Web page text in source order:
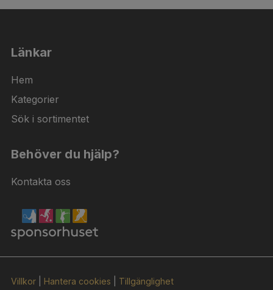
Länkar
Hem
Kategorier
Sök i sortimentet
Behöver du hjälp?
Kontakta oss
Villkor Hantera cookies
Tillgänglighet